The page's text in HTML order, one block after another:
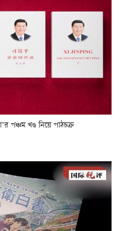
পঞ্চম খণ্ড নিয়ে পাঠচক্র